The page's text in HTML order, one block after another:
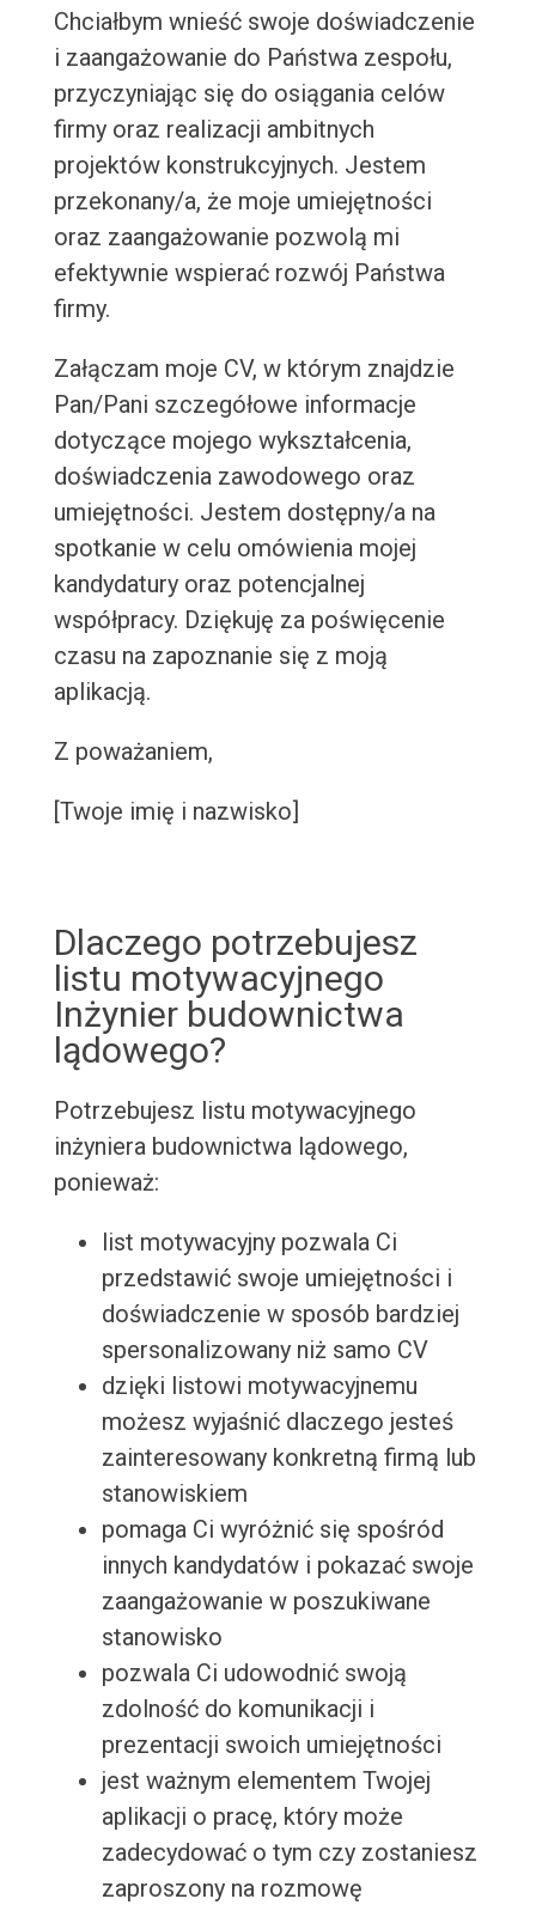
Chciałbym wnieść swoje doświadczenie
i zaangażowanie do Państwa zespołu,
przyczyniając się do osiągania celów
firmy oraz realizacji ambitnych
projektów konstrukcyjnych. Jestem
przekonany/a, że moje umiejętności
oraz zaangażowanie pozwolą mi
efektywnie wspierać rozwój Państwa
firmy.
Załączam moje CV, w którym znajdzie
Pan/Pani szczegółowe informacje
dotyczące mojego wykształcenia,
doświadczenia zawodowego oraz
umiejętności. Jestem dostępny/a na
spotkanie w celu omówienia mojej
kandydatury oraz potencjalnej
współpracy. Dziękuję za poświęcenie
czasu na zapoznanie się z moją
aplikacją.
Z poważaniem,
[Twoje imię i nazwisko]
Dlaczego potrzebujesz
listu motywacyjnego
Inżynier budownictwa
lądowego?
Potrzebujesz listu motywacyjnego
inżyniera budownictwa lądowego,
ponieważ:
list motywacyjny pozwala Ci
przedstawić swoje umiejętności i
doświadczenie w sposób bardziej
spersonalizowany niż samo CV
dzięki listowi motywacyjnemu
możesz wyjaśnić dlaczego jesteś
zainteresowany konkretną firmą lub
stanowiskiem
pomaga Ci wyróżnić się spośród
innych kandydatów i pokazać swoje
zaangażowanie w poszukiwane
stanowisko
pozwala Ci udowodnić swoją
zdolność do komunikacji i
prezentacji swoich umiejętności
jest ważnym elementem Twojej
aplikacji o pracę, który może
zadecydować o tym czy zostaniesz
zaproszony na rozmowę